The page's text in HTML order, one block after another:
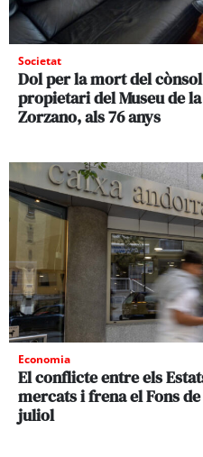
Societat
Dol per la mort del
propietari del Museu de
Zorzano, als 76 anys
Economia
El conflicte entre els
mercats i frena el Fons
juliol